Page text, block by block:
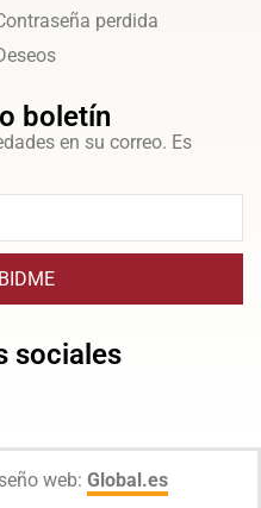
perdida
boletín
en su correo. Es
sociales
web: Global.es